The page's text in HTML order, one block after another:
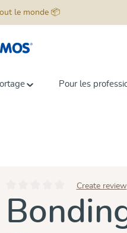
le monde 📦
Pour les
Note moyenne de 0 sur 5 étoiles
Create review